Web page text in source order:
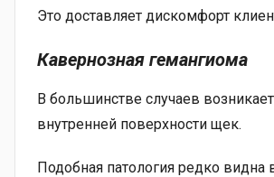
Это доставляет дискомфорт
Кавернозная гемангиома
В большинстве случаев
внутренней поверхности щек.
Подобная патология редко видна